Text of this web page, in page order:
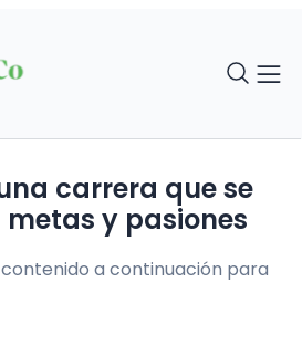
y pasiones
a continuación para